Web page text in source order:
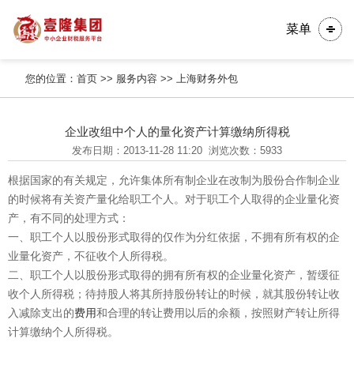
菜单
您的位置：首页 >> 服务内容 >>上海财务外包
企业改组中个人的量化资产计算缴纳所得税
发布日期：2013-11-28 11:20 浏览次数：5933
根据国家的有关规定，允许集体所有制企业在改制为股份合作制企业
的时候将有关资产量化给职工个人。对于职工个人取得的企业量化资
产，有不同的处理方式：
一、职工个人以股份形式取得的仅作为分红依据，不拥有所有权的企
业量化资产，不征收个人所得税。
二、职工个人以股份形式取得的拥有所有权的企业量化资产，暂缓征
收个人所得税；待持股人将其所持股份转让的时候，就其股份转让收
入减除支出的费用和合理的转让费用以后的余额，按照财产转让所得
计算缴纳个人所得税。